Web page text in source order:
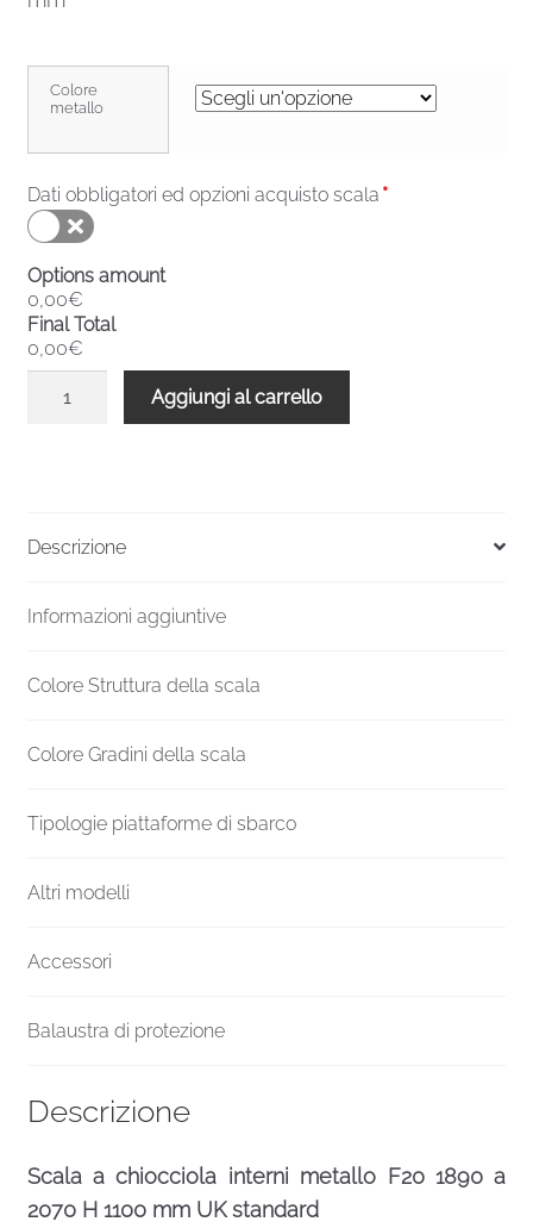
Colore
metallo
Dati obbligatori ed opzioni acquisto scala *
Options amount
0,00€
Final Total
0,00€
H
mm
standard
Aggiungi al carrello
Descrizione
Informazioni aggiuntive
Colore Struttura della scala
Colore Gradini della scala
Tipologie piattaforme di sbarco
Altri modelli
Accessori
Balaustra di protezione
Descrizione
Scala a chiocciola interni metallo F20 1890 a
2070 H 1100 mm UK standard